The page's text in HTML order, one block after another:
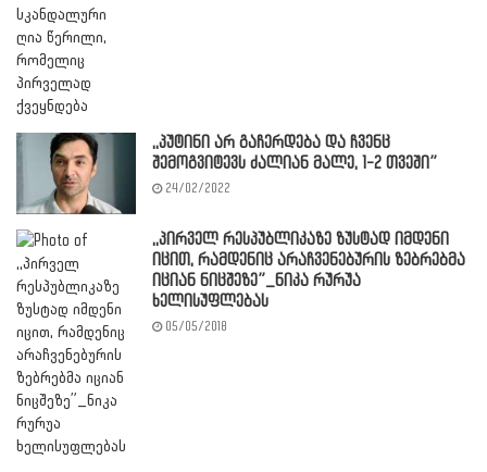
,,პუტინი არ გაჩერდება და ჩვენც
შემოგვიტევს ძალიან მალე, 1-2 თვეში”
24/02/2022
,,პირველ რესპუბლიკაზე ზუსტად იმდენი
იცით, რამდენიც არაჩვენებურის ზებრებმა
იციან ნიცშეზე”_ნიკა რურუა
ხელისუფლებას
05/05/2018